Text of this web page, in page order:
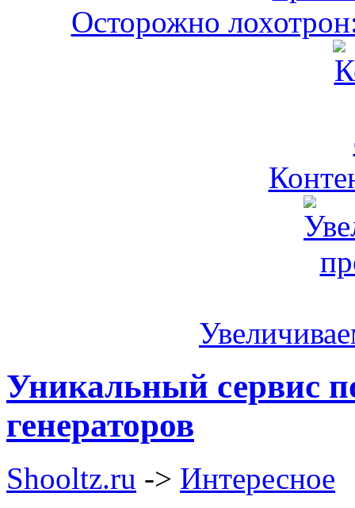
Осторожно
Уникальный сервис
генераторов
Shooltz.ru -> Интересное